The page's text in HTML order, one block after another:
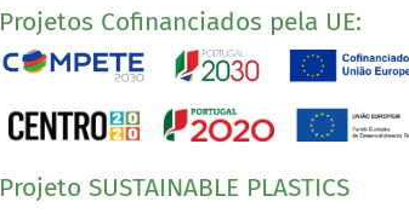
Projetos Cofinanciados pela UE:
Projeto SUSTAINABLE PLASTICS